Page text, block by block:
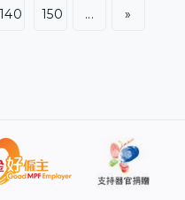
、即出兵伊拉克以來，
歉疚地維持封鎖，中央
我們全面地執行封鎖，
前往伊朗港口和領土的
140 150 ... »